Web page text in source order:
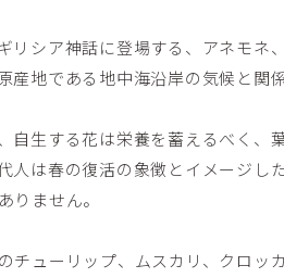
リシア神話に登場する、アネモネ
産地である地中海沿岸の気候と関
自生する花は栄養を蓄えるべく、
人は春の復活の象徴とイメージし
りません。
チューリップ、ムスカリ、クロッ